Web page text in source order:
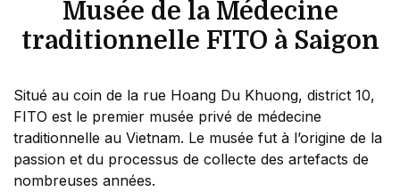
Musée de la Médecine
traditionnelle FITO à Saigon
Situé au coin de la rue Hoang Du Khuong, district 10,
FITO est le premier musée privé de médecine
traditionnelle au Vietnam. Le musée fut à l’origine de la
passion et du processus de collecte des artefacts de
nombreuses années.